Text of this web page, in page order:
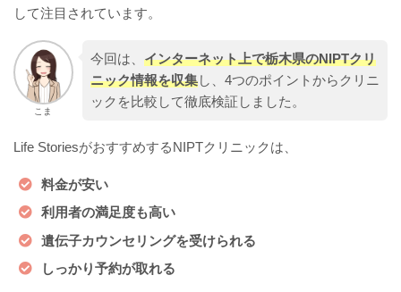
して注目されています。
こま
今回は、 インターネット上で栃木県のNIPTクリ
ニック情報を収集し、4つのポイントからクリニ
ックを比較して徹底検証しました。
Life StoriesがおすすめするNIPTクリニックは、
料金が安い
利用者の満足度も高い
遺伝子カウンセリングを受けられる
しっかり予約が取れる